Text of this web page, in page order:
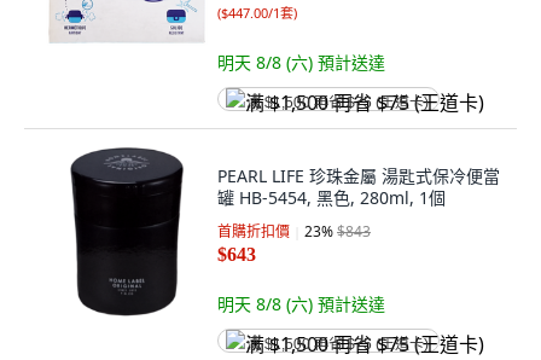
($447.00/1套)
明天 8/8 (六) 預計送達
满 $1,500 再省 $75 (王道卡)
PEARL LIFE 珍珠金屬 湯匙式保冷便當
罐 HB-5454, 黑色, 280ml, 1個
首購折扣價 23%$843
$643
明天 8/8 (六) 預計送達
满 $1,500 再省 $75 (王道卡)